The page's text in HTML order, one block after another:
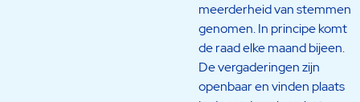
meerderheid van stemmen
genomen. In principe komt
de raad elke maand bijeen.
De vergaderingen zijn
openbaar en vinden plaats